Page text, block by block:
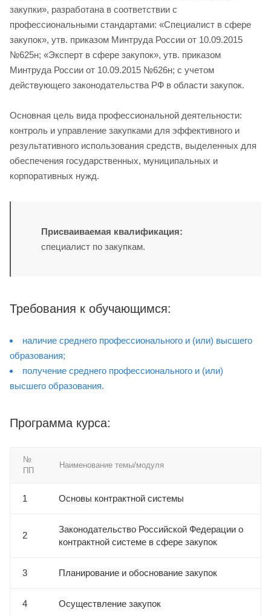
закупки», разработана в соответствии с
профессиональными стандартами: «Специалист в сфере
закупок», утв. приказом Минтруда России от 10.09.2015
№625н; «Эксперт в сфере закупок», утв. приказом
Минтруда России от 10.09.2015 №626н; с учетом
действующего законодательства РФ в области закупок.
Основная цель вида профессиональной деятельности:
контроль и управление закупками для эффективного и
результативного использования средств, выделенных для
обеспечения государственных, муниципальных и
корпоративных нужд.
Присваиваемая квалификация:
специалист по закупкам.
Требования к обучающимся:
наличие среднего профессионального и (или) высшего
образования;
получение среднего профессионального и (или)
высшего образования.
Программа курса:
№
ПП
Наименование темы/модуля
1 Основы контрактной системы
2
Законодательство Российской Федерации о
контрактной системе в сфере закупок
3 Планирование и обоснование закупок
4 Осуществление закупок